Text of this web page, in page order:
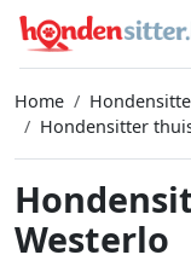
Home
Hondensitter
Westerlo